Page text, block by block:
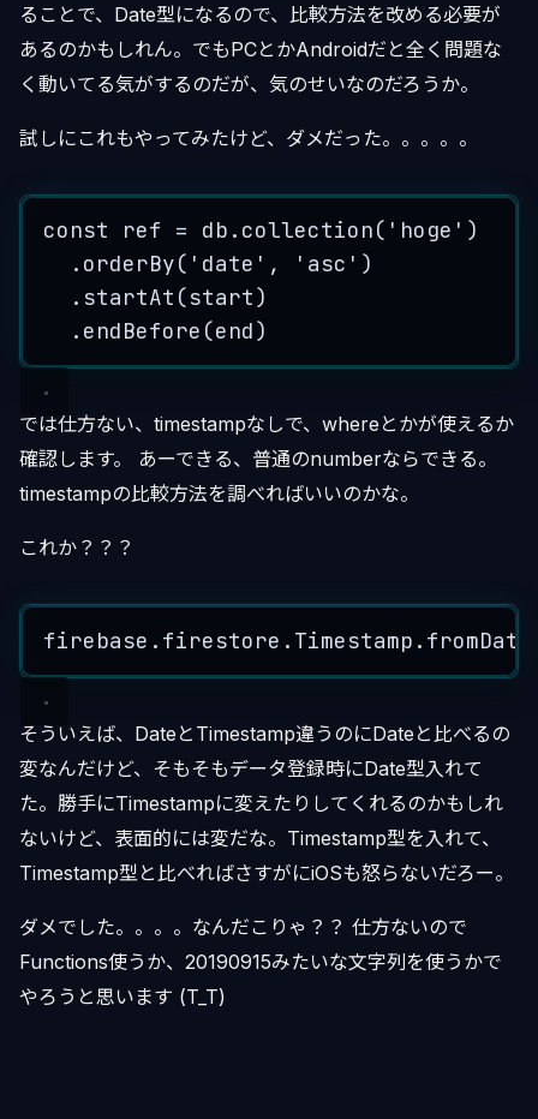
ることで、Date型になるので、比較方法を改める必要が
あるのかもしれん。でもPCとかAndroidだと全く問題な
く動いてる気がするのだが、気のせいなのだろうか。
試しにこれもやってみたけど、ダメだった。。。。。
const ref = db . collection( ' hoge ' )
. orderBy( ' date ' , ' asc ' )
. startAt (start)
. endBefore (end)
では仕方ない、timestampなしで、whereとかが使えるか
確認します。 あーできる、普通のnumberならできる。
timestampの比較方法を調べればいいのかな。
これか？？？
firebase . firestore . Timestamp . fromDate
そういえば、DateとTimestamp違うのにDateと比べるの
変なんだけど、そもそもデータ登録時にDate型入れて
た。勝手にTimestampに変えたりしてくれるのかもしれ
ないけど、表面的には変だな。Timestamp型を入れて、
Timestamp型と比べればさすがにiOSも怒らないだろー。
ダメでした。。。。なんだこりゃ？？ 仕方ないので
Functions使うか、20190915みたいな文字列を使うかで
やろうと思います (T_T)